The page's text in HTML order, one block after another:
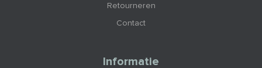
Retourneren
Contact
Informatie